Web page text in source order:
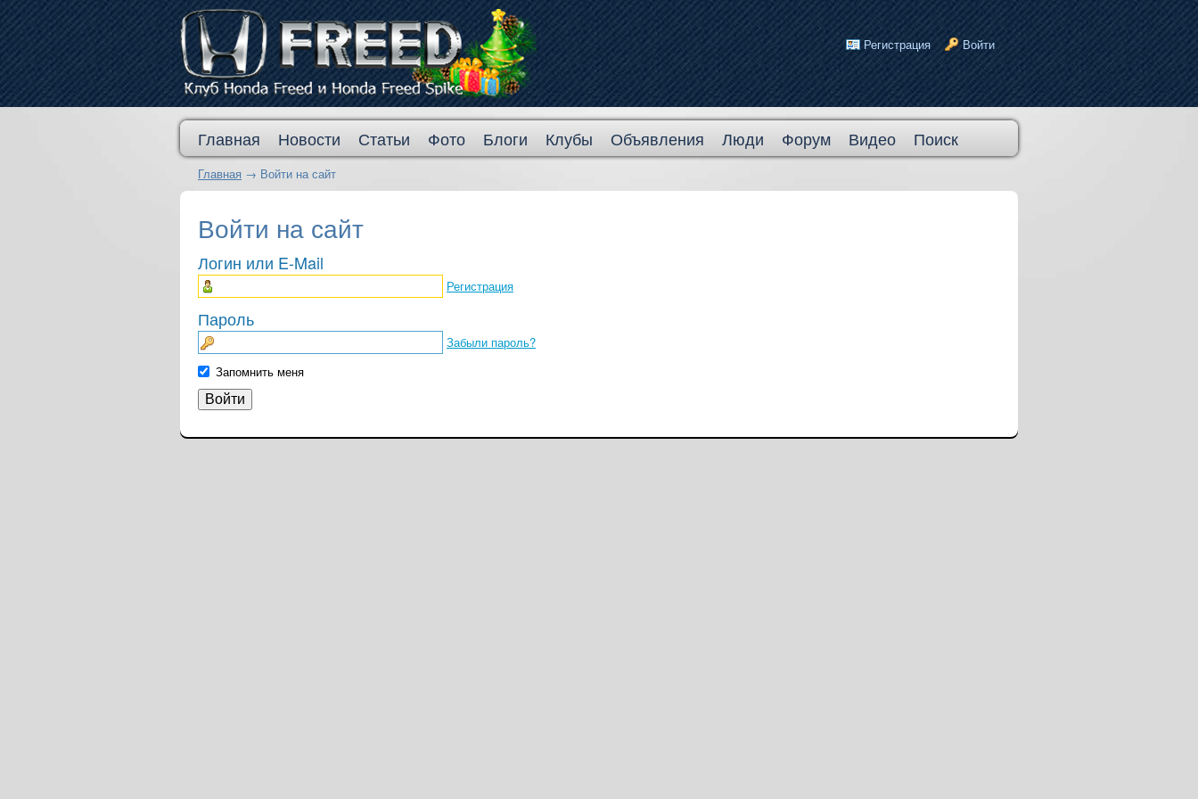
Регистрация Войти
Главная Новости Статьи Фото Блоги Клубы Объявления Люди Форум Видео Поиск
Главная → Войти на сайт
Войти на сайт
Логин или E-Mail
Регистрация
Пароль
Забыли пароль?
Запомнить меня